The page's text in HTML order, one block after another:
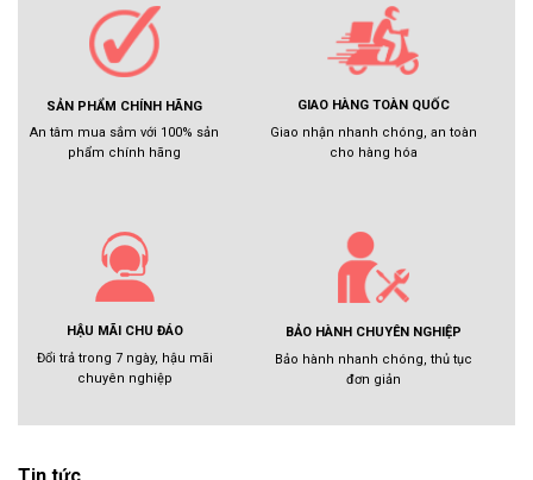
SẢN PHẨM CHÍNH HÃNG
An tâm mua sắm với 100% sản
phẩm chính hãng
GIAO HÀNG TOÀN QUỐC
Giao nhận nhanh chóng, an toàn
cho hàng hóa
HẬU MÃI CHU ĐÁO
Đổi trả trong 7 ngày, hậu mãi
chuyên nghiệp
BẢO HÀNH CHUYÊN NGHIỆP
Bảo hành nhanh chóng, thủ tục
đơn giản